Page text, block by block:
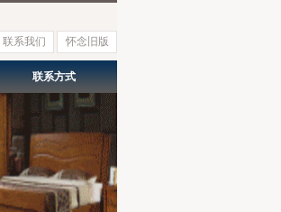
联系我们 怀念旧版
联系方式